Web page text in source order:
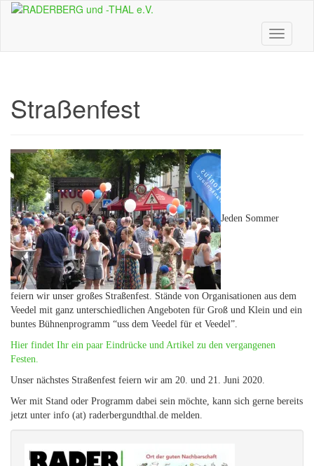
Skip
content
Toggle
Straßenfest
Jeden Sommer
feiern wir unser großes Straßenfest. Stände von Organisationen aus dem
Veedel mit ganz unterschiedlichen Angeboten für Groß und Klein und ein
buntes Bühnenprogramm “uss dem Veedel für et Veedel”.
Hier findet Ihr ein paar Eindrücke und Artikel zu den vergangenen
Festen.
Unser nächstes Straßenfest feiern wir am 20. und 21. Juni 2020.
Wer mit Stand oder Programm dabei sein möchte, kann sich gerne bereits
jetzt unter info (at) raderbergundthal.de melden.